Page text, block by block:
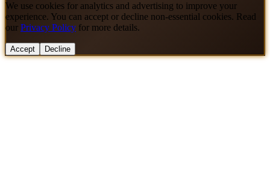
We use cookies for analytics and advertising to improve your
experience. You can accept or decline non-essential cookies. Read
our Privacy Policy for more details.
Accept Decline